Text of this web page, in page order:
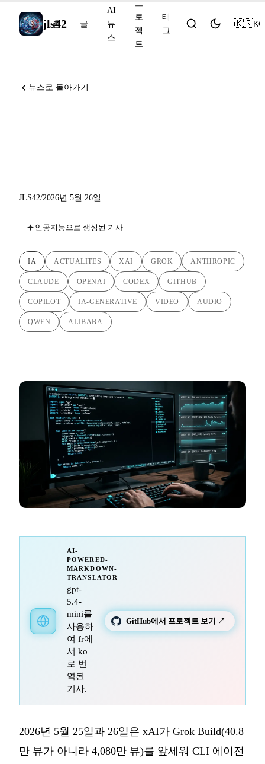
jls42
홈 글
AI
뉴
스
프
로
젝
트
태
그
🇰🇷KO
뉴스로 돌아가기
JLS42/2026년 5월 26일
인공지능으로 생성된 기사
IA ACTUALITES XAI GROK ANTHROPIC
CLAUDE OPENAI CODEX GITHUB
COPILOT IA-GENERATIVE VIDEO AUDIO
QWEN ALIBABA
AI-
POWERED-
MARKDOWN-
TRANSLATOR
gpt-
5.4-
mini를
사용하
여 fr에
서 ko
로 번
역된
기사.
GitHub에서 프로젝트 보기 ↗
2026년 5월 25일과 26일은 xAI가 Grok Build(40.8
만 뷰가 아니라 4,080만 뷰)를 앞세워 CLI 에이전